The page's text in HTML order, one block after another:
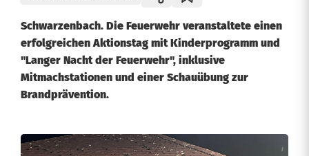
Schwarzenbach. Die Feuerwehr veranstaltete einen
erfolgreichen Aktionstag mit Kinderprogramm und
"Langer Nacht der Feuerwehr", inklusive
Mitmachstationen und einer Schauübung zur
Brandprävention.
E